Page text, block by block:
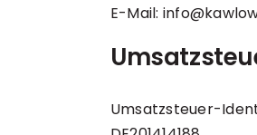
E-Mail:
Umsatzsteuer-